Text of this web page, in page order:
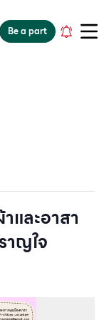
Be a part
และอาสา
าญใจ